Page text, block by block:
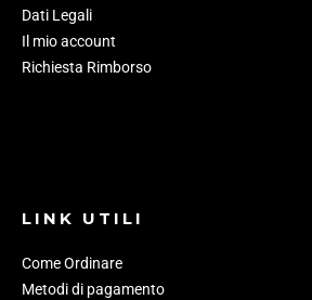
Dati Legali
Il mio account
Richiesta Rimborso
LINK UTILI
Come Ordinare
Metodi di pagamento